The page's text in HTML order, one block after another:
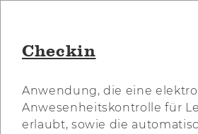
Checkin
Anwendung, die eine
Anwesenheitskontrolle für
erlaubt, sowie die